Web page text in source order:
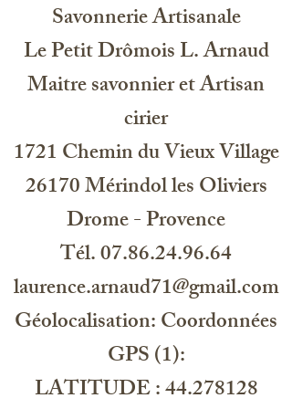
Ne pas repasser.
Savonnerie Artisanale
Le Petit Drômois L. Arnaud
Maitre savonnier et Artisan
cirier
1721 Chemin du Vieux Village
26170 Mérindol les Oliviers
Drome - Provence
Tél. 07.86.24.96.64
laurence.arnaud71@gmail.com
Géolocalisation: Coordonnées
GPS (1):